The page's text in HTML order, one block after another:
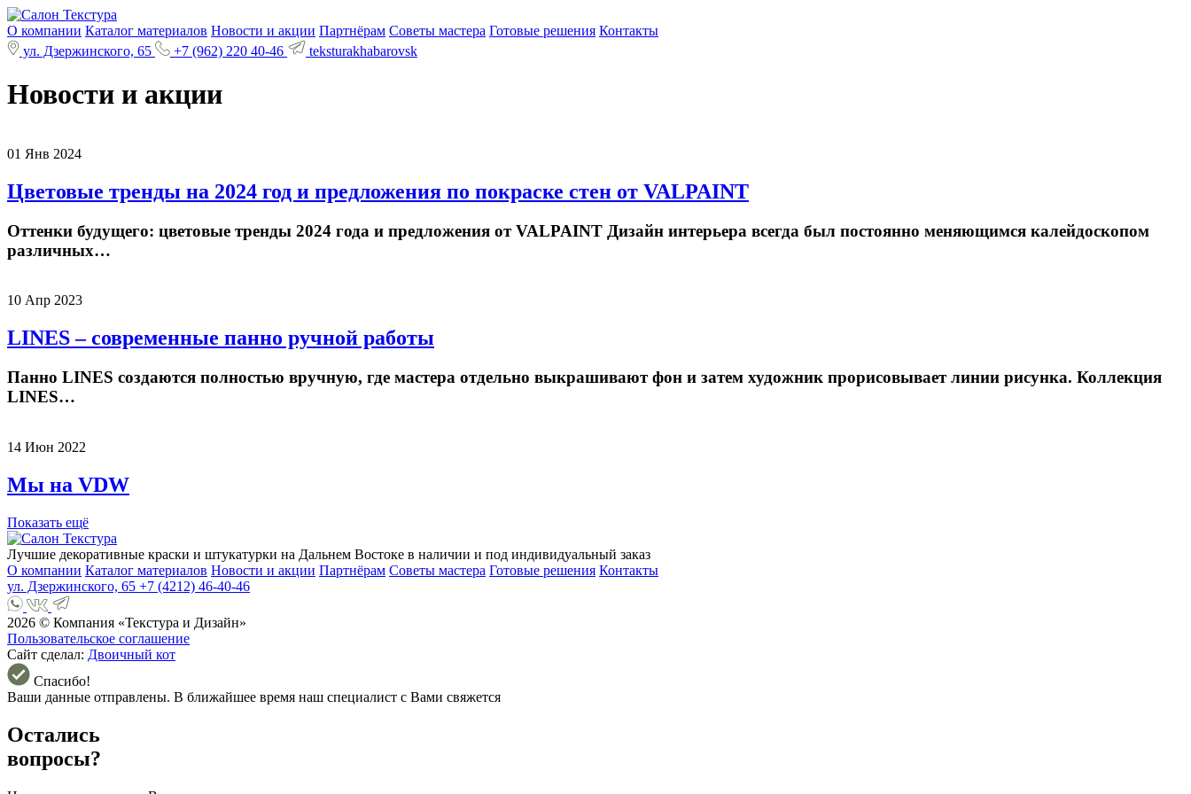
О компании Каталог материалов Новости и акции Партнёрам Советы мастера Готовые решения Контакты
ул. Дзержинского, 65
+7 (962) 220 40-46 teksturakhabarovsk
Новости и акции
01 Янв 2024
Цветовые тренды на 2024 год и предложения по покраске стен от VALPAINT
Оттенки будущего: цветовые тренды 2024 года и предложения от VALPAINT Дизайн интерьера всегда был постоянно меняющимся калейдоскопом
различных…
10 Апр 2023
LINES – современные панно ручной работы
Панно LINES создаются полностью вручную, где мастера отдельно выкрашивают фон и затем художник прорисовывает линии рисунка. Коллекция
LINES…
14 Июн 2022
Мы на VDW
Показать ещё
Лучшие декоративные краски и штукатурки на Дальнем Востоке в наличии и под индивидуальный заказ
О компании Каталог материалов Новости и акции Партнёрам Советы мастера Готовые решения Контакты
ул. Дзержинского, 65 +7 (4212) 46-40-46
2026 © Компания «Текстура и Дизайн»
Пользовательское соглашение
Сайт сделал: Двоичный кот
Спасибо!
Ваши данные отправлены. В ближайшее время наш специалист с Вами свяжется
Остались
вопросы?